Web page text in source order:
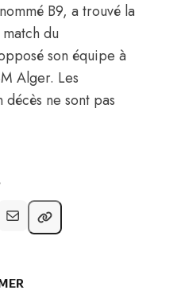
B9, a trouvé la
du
son équipe à
Alger. Les
ne sont pas